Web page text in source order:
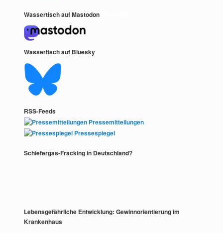
Wassertisch auf Mastodon
Wassertisch auf Bluesky
RSS-Feeds
Pressemitteilungen
Pressespiegel
Schiefergas-Fracking in Deutschland?
Lebensgefährliche Entwicklung: Gewinnorientierung im
Krankenhaus